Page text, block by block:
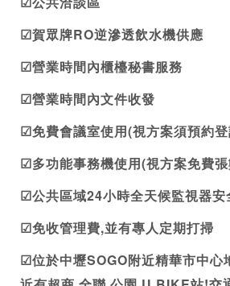
☑賀眾牌RO逆滲透飲水機供應
☑營業時間內櫃檯秘書服務
☑營業時間內文件收發
☑免費會議室使用(視方案須預約
☑多功能事務機使用(視方案免費
☑公共區域24小時全天候監視器安
☑免收管理費,並有專人定期打掃
☑位於中壢SOGO附近精華市中心